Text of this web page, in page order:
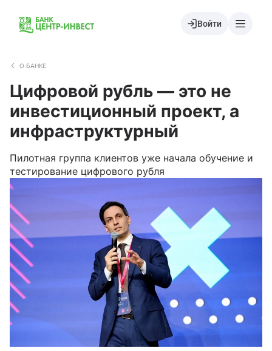
Войти
О БАНКЕ
Цифровой рубль — это не
инвестиционный проект, а
инфраструктурный
Пилотная группа клиентов уже начала обучение и
тестирование цифрового рубля